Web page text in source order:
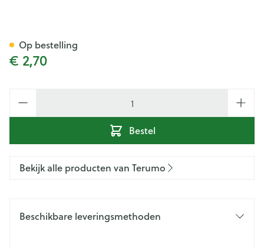
€ 2,70
Bestel
Op bestelling
Bekijk alle producten van Terumo
Beschikbare leveringsmethoden